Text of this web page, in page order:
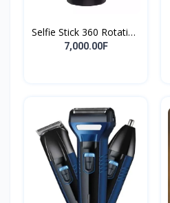
Selfie Stick 360 Rotation
Titulaire Robot
7,000.00F